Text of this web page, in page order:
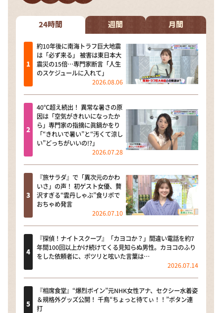
24時間 週間 月間
約10年後に南海トラフ巨大地震
は「必ず来る」 被害は東日本大
震災の15倍…専門家断言「人生
のスケジュールに入れて」
2026.08.06
40℃超え続出！ 異常な暑さの原
因は「空気がきれいになったか
ら」専門家の指摘に眞鍋かをり
「“きれいで暑い”と“汚くて涼し
い”どっちがいいの!?」
2026.07.28
『旅サラダ』で「異次元のかわ
いさ」の声！ 初ゲスト女優、贅
沢すぎる“雲丹しゃぶ”食リポで
おちゃめ発言
2026.07.10
『探偵！ナイトスクープ』「カヨコか？」間違い電話を約7
年間100回以上かけ続けてくる見知らぬ男性。カヨコのふり
をした依頼者に、ポツリと呟いた言葉は…
2026.07.14
『相席食堂』“爆烈ボイン”元NHK女性アナ、セクシー水着姿
＆規格外グッズ公開！ 千鳥“ちょっと待てぃ！！”ボタン連
打